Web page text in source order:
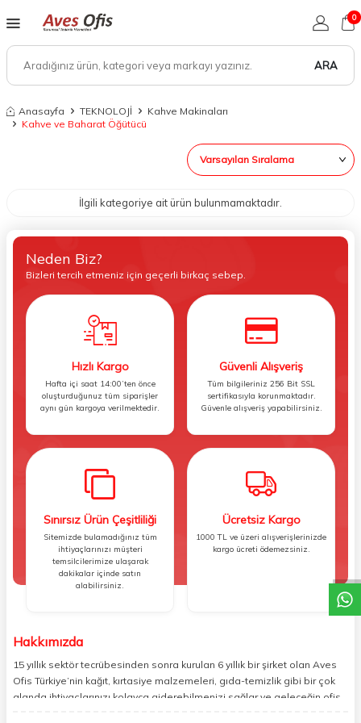
ARA
0
Anasayfa TEKNOLOJİ
Kahve Makinaları
Kahve ve Baharat Öğütücü
İlgili kategoriye ait ürün bulunmamaktadır.
Neden Biz?
Bizleri tercih etmeniz için geçerli birkaç sebep.
Hızlı Kargo
Hafta içi saat 14:00’ten önce
oluşturduğunuz tüm siparişler
aynı gün kargoya verilmektedir.
Güvenli Alışveriş
Tüm bilgileriniz 256 Bit SSL
sertifikasıyla korunmaktadır.
Güvenle alışveriş yapabilirsiniz.
Sınırsız Ürün Çeşitliliği
Sitemizde bulamadığınız tüm
ihtiyaçlarınızı müşteri
temsilcilerimize ulaşarak
dakikalar içinde satın
alabilirsiniz.
Ücretsiz Kargo
1000 TL ve üzeri alışverişlerinizde
kargo ücreti ödemezsiniz.
Hakkımızda
15 yıllık sektör tecrübesinden sonra kurulan 6 yıllık bir şirket olan Aves
Ofis Türkiye’nin kağıt, kırtasiye malzemeleri, gıda-temizlik gibi bir çok
alanda ihtiyaçlarınızı kolayca giderebilmenizi sağlar ve geleceğin ofis